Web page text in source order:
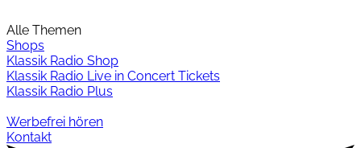
Alle Themen
Shops
Klassik Radio Shop
Klassik Radio Live in Concert Tickets
Klassik Radio Plus
Werbefrei hören
Kontakt